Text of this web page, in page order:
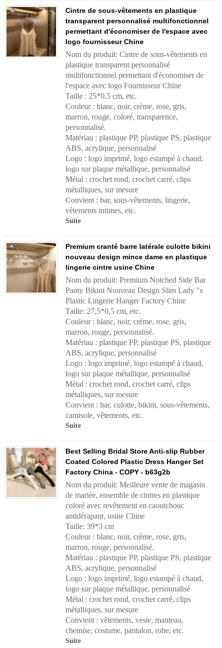
Cintre de sous-vêtements en plastique
transparent personnalisé multifonctionnel
permettant d'économiser de l'espace avec
logo fournisseur Chine
Nom du produit: Cintre de sous-vêtements en
plastique transparent personnalisé
multifonctionnel permettant d'économiser de
l'espace avec logo Fournisseur Chine
Taille : 25*0,5 cm, etc.
Couleur : blanc, noir, crème, rose, gris,
marron, rouge, coloré, transparence,
personnalisé.
Matériau : plastique PP, plastique PS, plastique
ABS, acrylique, personnalisé
Logo : logo imprimé, logo estampé à chaud,
logo sur plaque métallique, personnalisé
Métal : crochet rond, crochet carré, clips
métalliques, sur mesure
Convient : bar, sous-vêtements, lingerie,
vêtements intimes, etc.
Suite
Premium cranté barre latérale culotte bikini
nouveau design mince dame en plastique
lingerie cintre usine Chine
Nom du produit: Premium Notched Side Bar
Panty Bikini Nouveau Design Slim Lady "s
Plastic Lingerie Hanger Factory Chine
Taille: 27,5*0,5 cm, etc.
Couleur : blanc, noir, crème, rose, gris,
marron, rouge, personnalisé.
Matériau : plastique PP, plastique PS, plastique
ABS, acrylique, personnalisé
Logo : logo imprimé, logo estampé à chaud,
logo sur plaque métallique, personnalisé
Métal : crochet rond, crochet carré, clips
métalliques, sur mesure
Convient : bar, culotte, bikini, sous-vêtements,
camisole, vêtements, etc.
Suite
Best Selling Bridal Store Anti-slip Rubber
Coated Colored Plastic Dress Hanger Set
Factory China - COPY - b63g2b
Nom du produit: Meilleure vente de magasin
de mariée, ensemble de cintres en plastique
coloré avec revêtement en caoutchouc
antidérapant, usine Chine
Taille: 39*3 cm
Couleur : blanc, noir, crème, rose, gris,
marron, rouge, personnalisé.
Matériau : plastique PP, plastique PS, plastique
ABS, acrylique, personnalisé
Logo : logo imprimé, logo estampé à chaud,
logo sur plaque métallique, personnalisé
Métal : crochet rond, crochet carré, clips
métalliques, sur mesure
Convient : vêtements, veste, manteau,
chemise, costume, pantalon, robe, etc.
Suite